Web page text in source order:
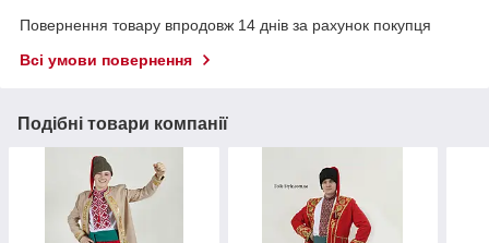
Повернення товару впродовж 14 днів за рахунок покупця
Всі умови повернення
Подібні товари компанії